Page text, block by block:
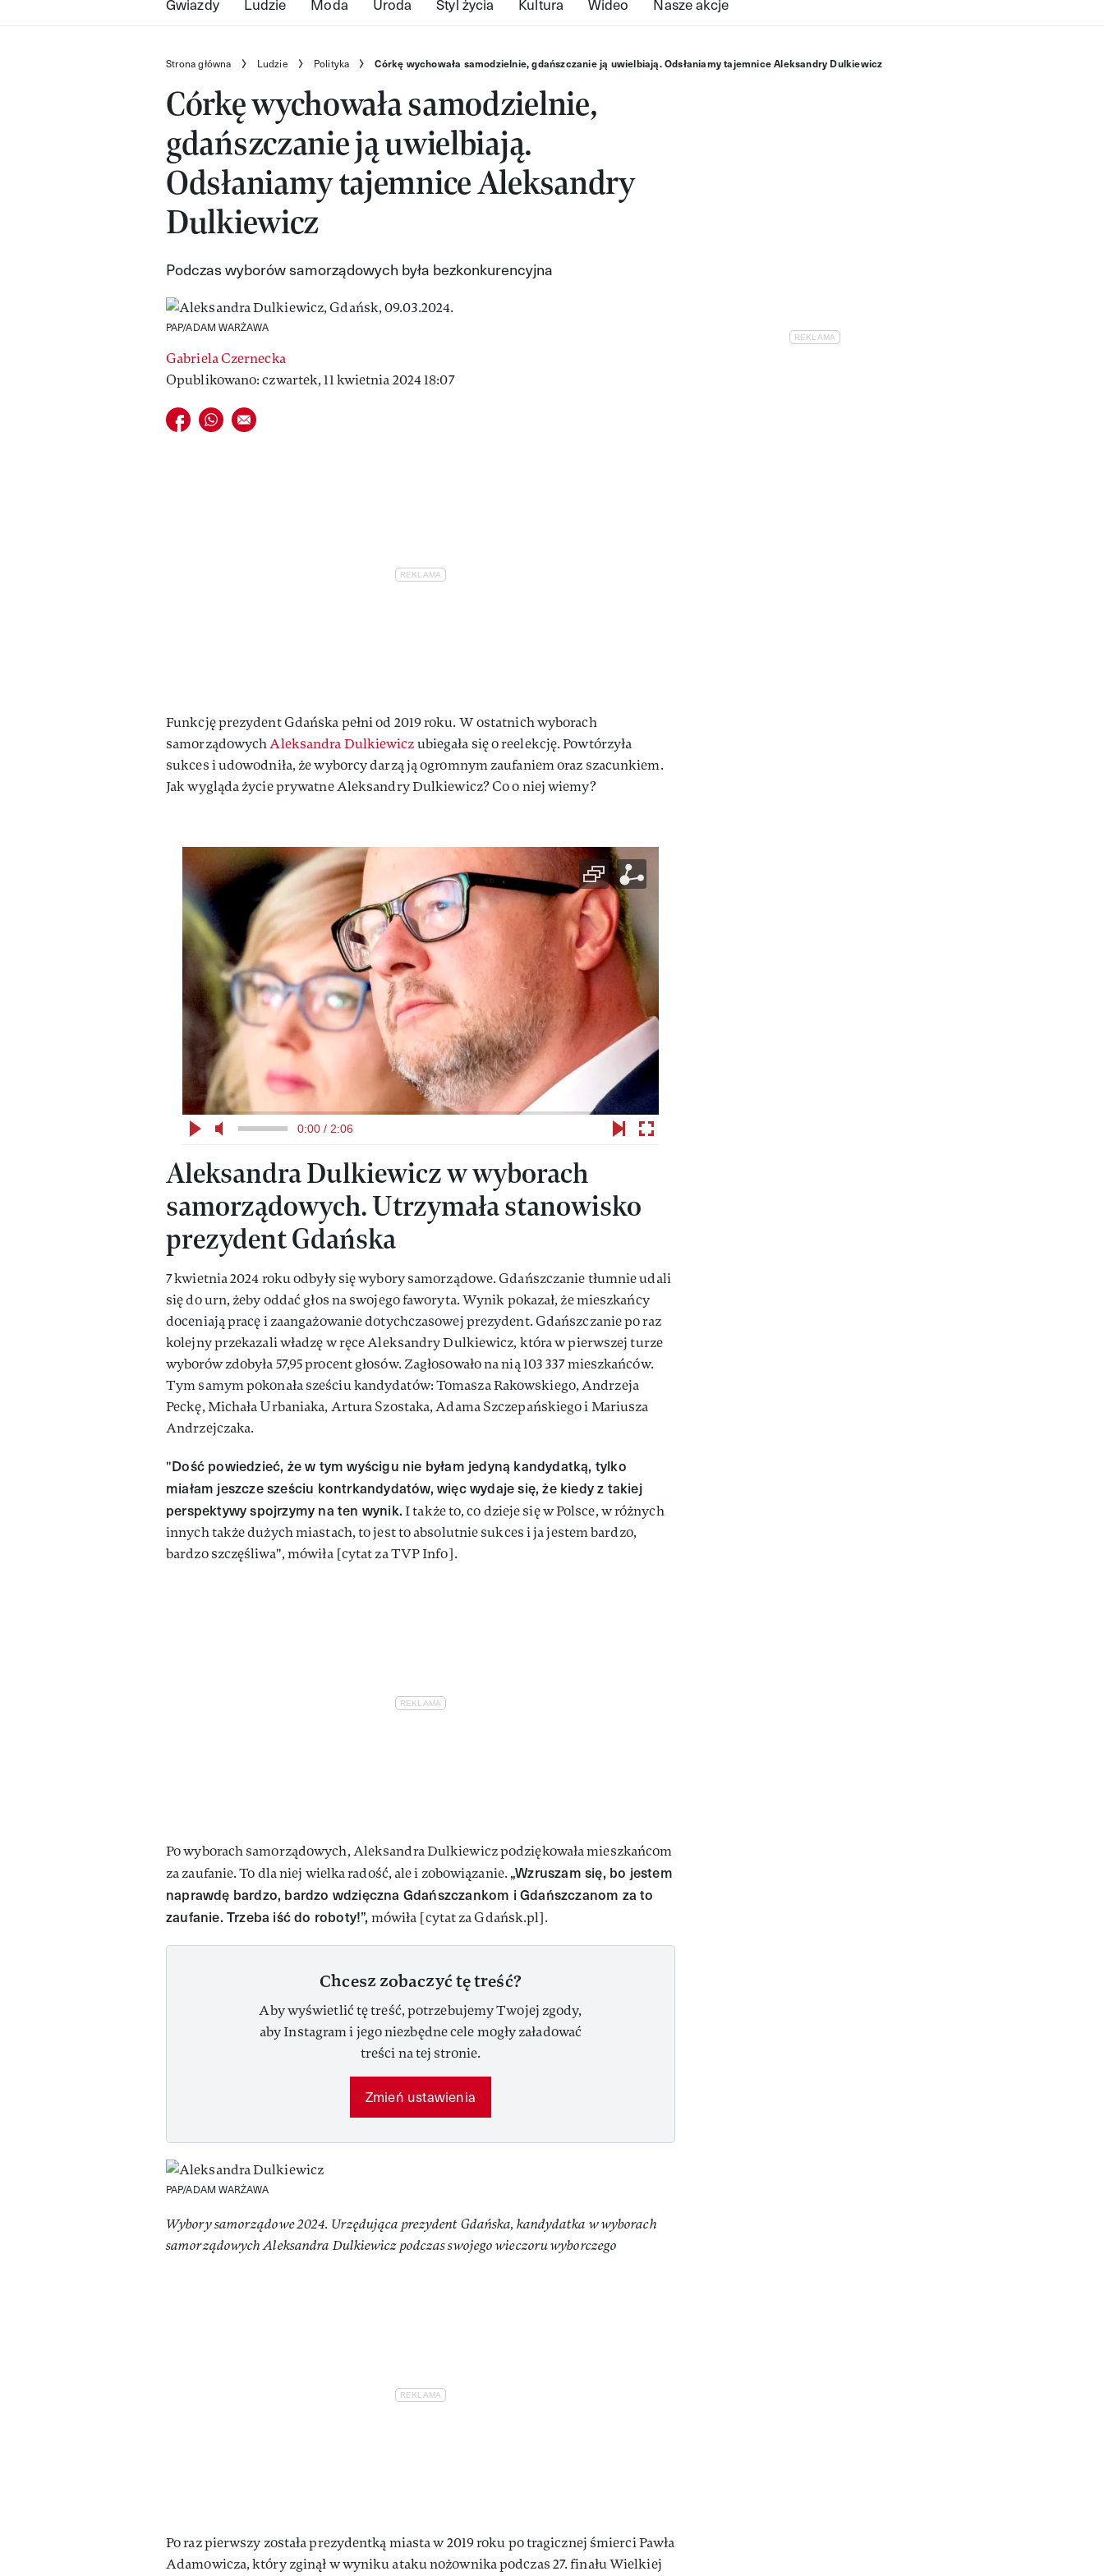
Strona główna Ludzie Polityka Córkę wychowała samodzielnie, gdańszczanie ją uwielbiają. Odsłaniamy tajemnice Aleksandry Dulkiewicz
Córkę wychowała samodzielnie,
gdańszczanie ją uwielbiają.
Odsłaniamy tajemnice Aleksandry
Dulkiewicz
Podczas wyborów samorządowych była bezkonkurencyjna
PAP/ADAM WARŻAWA
Gabriela Czernecka
Opublikowano: czwartek, 11 kwietnia 2024 18:07
Udostępnij na facebook
Udostępnij na whatsapp
E-mail do przyjaciela
Funkcję prezydent Gdańska pełni od 2019 roku. W ostatnich wyborach
samorządowychAleksandra Dulkiewiczubiegała się o reelekcję. Powtórzyła
sukces i udowodniła, że wyborcy darzą ją ogromnym zaufaniem oraz szacunkiem.
Jak wygląda życie prywatne Aleksandry Dulkiewicz? Co o niej wiemy?
0:00 / 2:06
Aleksandra Dulkiewicz w wyborach
samorządowych. Utrzymała stanowisko
prezydent Gdańska
7 kwietnia 2024 roku odbyły się wybory samorządowe. Gdańszczanie tłumnie udali
się do urn, żeby oddać głos na swojego faworyta. Wynik pokazał, że mieszkańcy
doceniają pracę i zaangażowanie dotychczasowej prezydent. Gdańszczanie po raz
kolejny przekazali władzę w ręce Aleksandry Dulkiewicz, która w pierwszej turze
wyborów zdobyła 57,95 procent głosów. Zagłosowało na nią 103 337 mieszkańców.
Tym samym pokonała sześciu kandydatów: Tomasza Rakowskiego, Andrzeja
Peckę, Michała Urbaniaka, Artura Szostaka, Adama Szczepańskiego i Mariusza
Andrzejczaka.
"Dość powiedzieć, że w tym wyścigu nie byłam jedyną kandydatką, tylko
miałam jeszcze sześciu kontrkandydatów, więc wydaje się, że kiedy z takiej
perspektywy spojrzymy na ten wynik. I także to, co dzieje się w Polsce, w różnych
innych także dużych miastach, to jest to absolutnie sukces i ja jestem bardzo,
bardzo szczęśliwa", mówiła [cytat za TVP Info].
Po wyborach samorządowych, Aleksandra Dulkiewicz podziękowała mieszkańcom
za zaufanie. To dla niej wielka radość, ale i zobowiązanie. „Wzruszam się, bo jestem
naprawdę bardzo, bardzo wdzięczna Gdańszczankom i Gdańszczanom za to
zaufanie. Trzeba iść do roboty!”, mówiła [cytat za Gdańsk.pl].
Chcesz zobaczyć tę treść?
Aby wyświetlić tę treść, potrzebujemy Twojej zgody,
aby Instagram i jego niezbędne cele mogły załadować
treści na tej stronie.
Zmień ustawienia
PAP/ADAM WARŻAWA
Wybory samorządowe 2024. Urzędująca prezydent Gdańska, kandydatka w wyborach
samorządowych Aleksandra Dulkiewicz podczas swojego wieczoru wyborczego
Po raz pierwszy została prezydentką miasta w 2019 roku po tragicznej śmierci Pawła
Adamowicza, który zginął w wyniku ataku nożownika podczas 27. finału Wielkiej